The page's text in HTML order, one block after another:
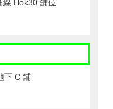
線 Hok30 舖位
下 C 舖